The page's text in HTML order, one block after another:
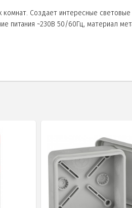
Создает интересные
~230В 50/60Гц, материал